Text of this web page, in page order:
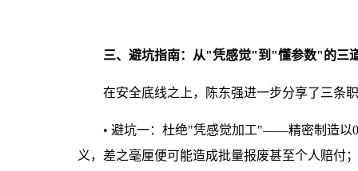
三、避坑指南：从"凭感觉"到"懂参数"的三
在安全底线之上，陈东强进一步分享了三条
• 避坑一：杜绝"凭感觉加工"——精密制造以
义，差之毫厘便可能造成批量报废甚至个人赔付；